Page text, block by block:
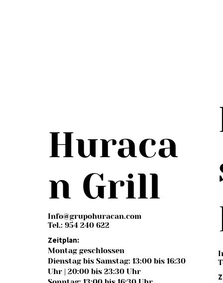
Huraca
n Grill
Info@grupohuracan.com
Tel.: 954 240 622
Zeitplan:
Montag geschlossen
Dienstag bis Samstag: 13:00 bis 16:30
Uhr | 20:00 bis 23:30 Uhr